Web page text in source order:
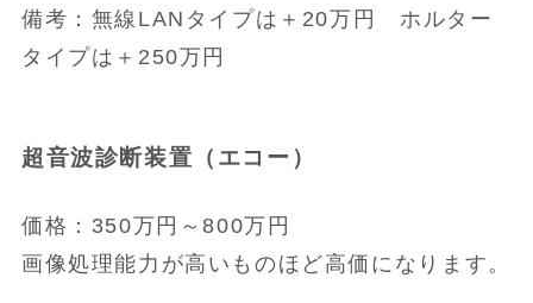
備考：無線LANタイプは＋20万円 ホルター
タイプは＋250万円
超音波診断装置（エコー）
価格：350万円～800万円
画像処理能力が高いものほど高価になります。